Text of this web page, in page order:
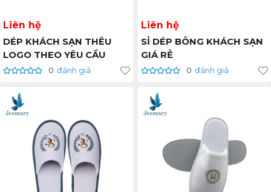
Liên hệ
DÉP KHÁCH SẠN THÊU
LOGO THEO YÊU CẦU
0 đánh giá
Liên hệ
SỈ DÉP BÔNG KHÁCH SẠN
GIÁ RẺ
0 đánh giá